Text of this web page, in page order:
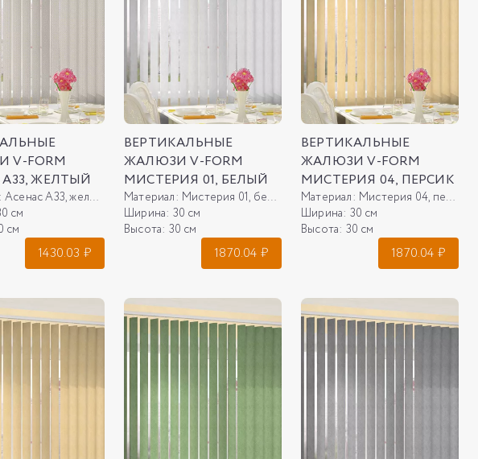
FORM
ЖЕЛТЫЙ
Асенас А33, желтый
см
см
1430.03 ₽
ВЕРТИКАЛЬНЫЕ
ЖАЛЮЗИ V-FORM
МИСТЕРИЯ 01, БЕЛЫЙ
Материал: Мистерия 01, белый
Ширина: 30 см
Высота: 30 см
1870.04 ₽
ВЕРТИКАЛЬНЫЕ
ЖАЛЮЗИ V-FORM
МИСТЕРИЯ 04, ПЕРСИК
Материал: Мистерия 04, персик
Ширина: 30 см
Высота: 30 см
1870.04 ₽